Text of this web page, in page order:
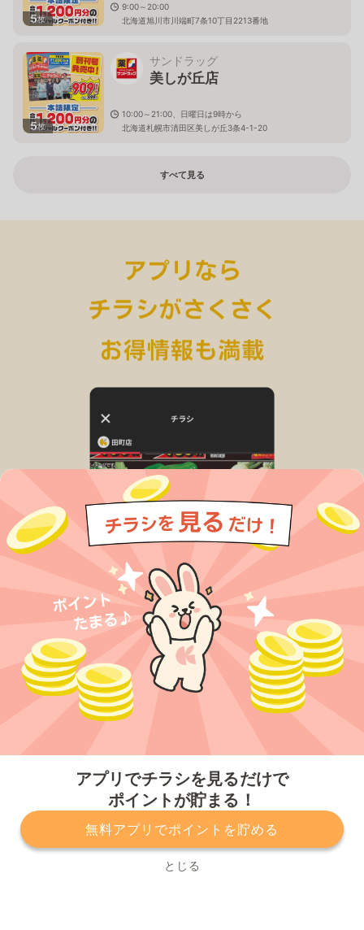
アプリでチラシを見るだけで
ポイントが貯まる！
無料アプリでポイントを貯める
とじる
5枚
9:00～20:00
北海道旭川市川端町7条10丁目2213番地
5枚
サンドラッグ
美しが丘店
10:00～21:00、日曜日は9時から
北海道札幌市清田区美しが丘3条4-1-20
すべて見る
プライバシーポリシー 利用規約
運営会社
サービスに関してのお問い合わせ